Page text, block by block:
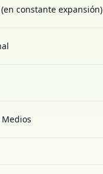
constante expansión)